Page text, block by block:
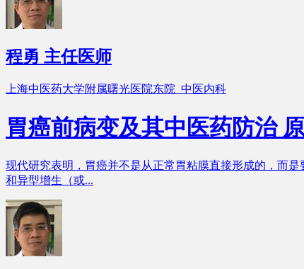
程勇 主任医师
上海中医药大学附属曙光医院东院 中医内科
胃癌前病变及其中医药防治
现代研究表明，胃癌并不是从正常胃粘膜直接形成的，而
和异型增生（或...